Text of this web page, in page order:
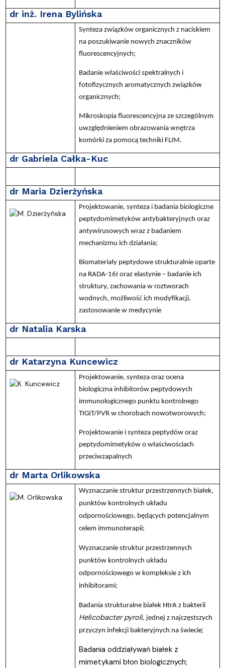
dr inż. Irena Bylińska
Synteza związków organicznych z naciskiem
na poszukiwanie nowych znaczników
fluorescencyjnych;
Badanie właściwości spektralnych i
fotofizycznych aromatycznych związków
organicznych;
Mikroskopia fluorescencyjna ze szczególnym
uwzględnieniem obrazowania wnętrza
komórki za pomocą techniki FLIM.
dr Gabriela Całka-Kuc
dr Maria Dzierżyńska
Projektowanie, synteza i badania biologiczne
peptydomimetyków antybakteryjnych oraz
antywirusowych wraz z badaniem
mechanizmu ich działania;
Biomateriały peptydowe strukturalnie oparte
na RADA-16I oraz elastynie – badanie ich
struktury, zachowania w roztworach
wodnych, możliwość ich modyfikacji,
zastosowanie w medycynie
dr Natalia Karska
dr Katarzyna Kuncewicz
Projektowanie, synteza oraz ocena
biologiczna inhibitorów peptydowych
immunologicznego punktu kontrolnego
TIGIT/PVR w chorobach nowotworowych;
Projektowanie i synteza peptydów oraz
peptydomimetyków o właściwościach
przeciwzapalnych
dr Marta Orlikowska
Wyznaczanie struktur przestrzennych białek,
punktów kontrolnych układu
odpornościowego, będących potencjalnym
celem immunoterapii;
Wyznaczanie struktur przestrzennych
punktów kontrolnych układu
odpornościowego w kompleksie z ich
inhibitorami;
Badania strukturalne białek HtrA z bakterii
Helicobacter pyroli, jednej z najczęstszych
przyczyn infekcji bakteryjnych na świecie;
Badania oddziaływań białek z
mimetykami błon biologicznych;